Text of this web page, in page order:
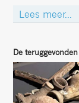
Lees meer...
De